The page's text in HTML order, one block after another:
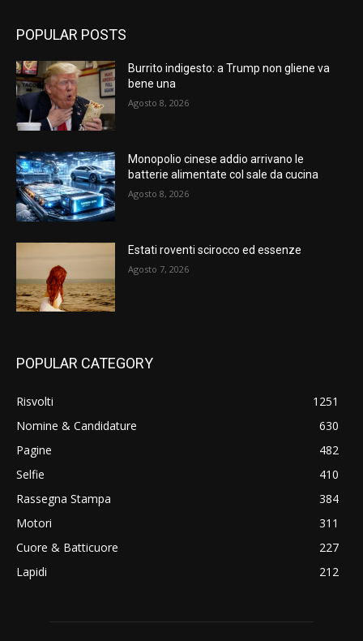
POPULAR POSTS
Burrito indigesto: a Trump non gliene va
bene una
Agosto 8, 2026
Monopolio cinese addio arrivano le
batterie alimentate col sale da cucina
Agosto 8, 2026
Estati roventi scirocco ed essenze
Agosto 7, 2026
POPULAR CATEGORY
Risvolti
1251
Nomine & Candidature
630
Pagine
482
Selfie
410
Rassegna Stampa
384
Motori
311
Cuore & Batticuore
227
Lapidi
212